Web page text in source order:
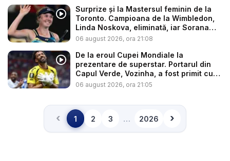
Surprize și la Mastersul feminin de la
Toronto. Campioana de la Wimbledon,
Linda Noskova, eliminată, iar Sorana
C...
06 august 2026, ora 21:08
De la eroul Cupei Mondiale la
prezentare de superstar. Portarul din
Capul Verde, Vozinha, a fost primit cu
f...
06 august 2026, ora 21:05
‹Înapoi
1 2 3 … 2026 Înainte
›